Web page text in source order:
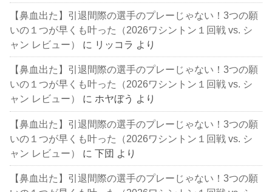
【鼻血出た】引退間際の選手のプレーじゃない！3つの願
いの１つが早くも叶った（2026ワシントン１回戦 vs. シ
ャン レビュー）
に リッコラ より
【鼻血出た】引退間際の選手のプレーじゃない！3つの願
いの１つが早くも叶った（2026ワシントン１回戦 vs. シ
ャン レビュー）
に ホヤぼう より
【鼻血出た】引退間際の選手のプレーじゃない！3つの願
いの１つが早くも叶った（2026ワシントン１回戦 vs. シ
ャン レビュー）
に下団 より
【鼻血出た】引退間際の選手のプレーじゃない！3つの願